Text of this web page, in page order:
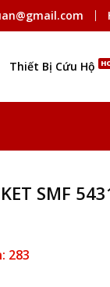
Thiết Bị Cứu Hộ
SMF
283